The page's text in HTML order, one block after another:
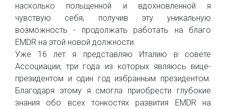
насколько польщенной и вдохновленной я
чувствую себя, получив эту уникальную
возможность - продолжать работать на благо
EMDR на этой новой должности.
Уже 16 лет я представляю Италию в совете
Ассоциации, три года из которых являюсь вице-
президентом и один год избранным президентом.
Благодаря этому я смогла приобрести глубокие
знания обо всех тонкостях развития EMDR на